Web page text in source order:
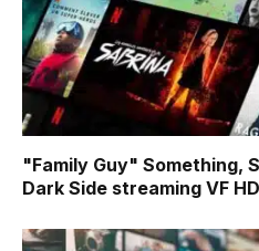
"Family Guy" Something,
Dark Side streaming VF HD